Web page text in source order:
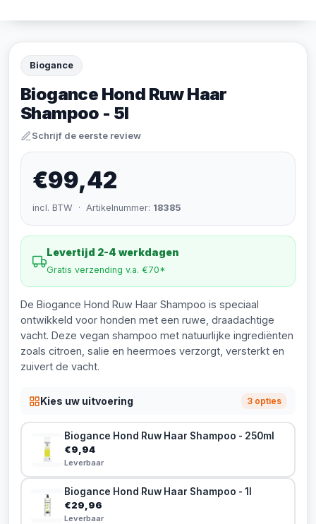
Biogance
Biogance Hond Ruw Haar
Shampoo - 5l
Schrijf de eerste review
€99,42
incl. BTW · Artikelnummer: 18385
Levertijd 2-4 werkdagen
Gratis verzending v.a. €70*
De Biogance Hond Ruw Haar Shampoo is speciaal
ontwikkeld voor honden met een ruwe, draadachtige
vacht. Deze vegan shampoo met natuurlijke ingrediënten
zoals citroen, salie en heermoes verzorgt, versterkt en
zuivert de vacht.
Kies uw uitvoering 3 opties
Biogance Hond Ruw Haar Shampoo - 250ml
€9,94
Leverbaar
Biogance Hond Ruw Haar Shampoo - 1l
€29,96
Leverbaar